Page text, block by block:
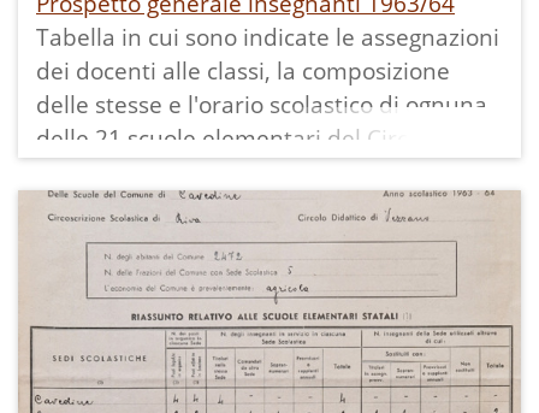
Tabella in cui sono indicate le assegnazioni
dei docenti alle classi, la composizione
delle stesse e l'orario scolastico di ognuna
delle 21 scuole elementari del Circolo